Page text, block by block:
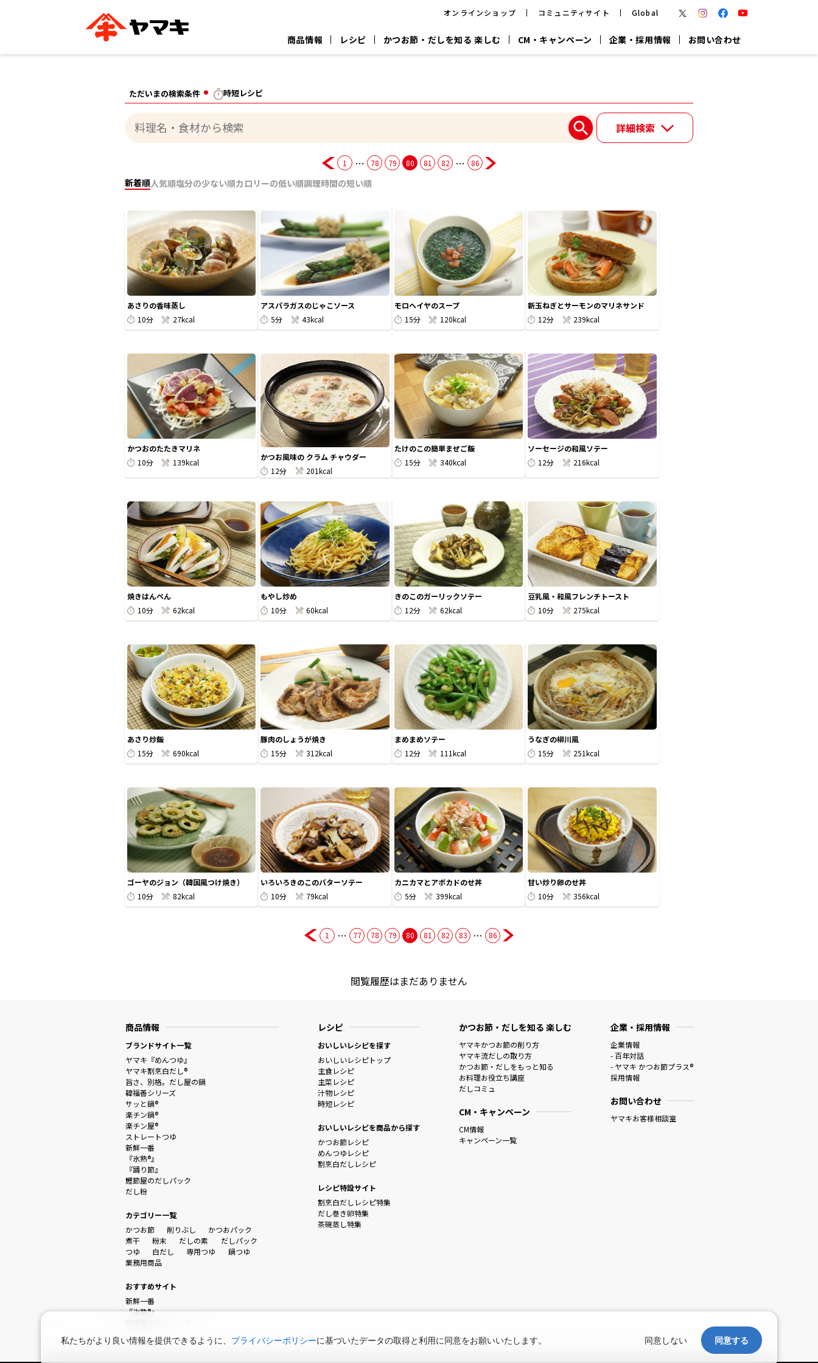
オンラインショップ コミュニティサイト Global
商品情報 レシピ かつお節・だしを知る 楽しむ CM・キャンペーン 企業・採用情報 お問い合わせ
ヤマキ
『めんつゆ』
ヤマキ
だし粉
カテゴリー別
かつお節 削りぶし かつおパック 煮干 粉末 だしの素 だしパック つゆ 白だし 専用調味料 鍋つゆ
主食レシピ
主菜レシピ
汁物レシピ
ヤマキの
割烹白だし
キャンペーン一覧
ヤマキ かつお節プラス®
ジョブリターン制
ただいまの検索条件 時短レシピ
詳細検索
1 … 78 79 80 81 82 … 86
新着順人気順塩分の少ない順カロリーの低い順調理時間の短い順
あさりの香味蒸し
10分
27kcal
アスパラガスのじゃこソース
5分
43kcal
モロヘイヤのスープ
15分
120kcal
新玉ねぎとサーモンのマリネサンド
12分
239kcal
かつおのたたきマリネ
10分
139kcal
かつお風味の クラム チャウダー
12分
201kcal
たけのこの簡単まぜご飯
15分
340kcal
ソーセージの和風ソテー
12分
216kcal
焼きはんぺん
10分
62kcal
もやし炒め
10分
60kcal
きのこのガーリックソテー
12分
62kcal
豆乳風・和風フレンチトースト
10分
275kcal
あさり炒飯
15分
690kcal
豚肉のしょうが焼き
15分
312kcal
まめまめソテー
12分
111kcal
うなぎの柳川風
15分
251kcal
ゴーヤのジョン（韓国風つけ焼き）
10分
82kcal
いろいろきのこのバターソテー
10分
79kcal
カニカマとアボカドのせ丼
5分
399kcal
甘い炒り卵のせ丼
10分
356kcal
1 … 77 78 79 80 81 82 83 … 86
閲覧履歴はまだありません
商品情報
ブランドサイト一覧
ヤマキ『めんつゆ』
ヤマキ割烹白だし®
旨さ、別格。だし屋の鍋
韓福善シリーズ
サッと鍋®
楽チン鍋®
楽チン屋®
ストレートつゆ
新鮮一番
『氷熟®』
『踊り節』
鰹節屋のだしパック
だし粉
カテゴリー一覧
かつお節
削りぶし
かつおパック
煮干
粉末 だしの素
だしパック
つゆ
白だし 専用つゆ
鍋つゆ
業務用商品
おすすめサイト
新鮮一番
『氷熟®』
レシピ
おいしいレシピを探す
おいしいレシピトップ
主食レシピ
主菜レシピ
汁物レシピ
時短レシピ
おいしいレシピを商品から探す
かつお節レシピ
めんつゆレシピ
割烹白だしレシピ
レシピ特設サイト
割烹白だしレシピ特集
だし巻き卵特集
茶碗蒸し特集
かつお節・だしを知る 楽しむ
ヤマキかつお節の削り方
ヤマキ流だしの取り方
かつお節・だしをもっと知る
お料理お役立ち講座
だしコミュ
CM・キャンペーン
CM情報
キャンペーン一覧
企業・採用情報
企業情報
- 百年対話
- ヤマキ かつお節プラス®
採用情報
お問い合わせ
ヤマキお客様相談室
私たちがより良い情報を提供できるように、 プライバシーポリシーに基づいたデータの取得と利用に同意をお願いいたします。 同意しない 同意する